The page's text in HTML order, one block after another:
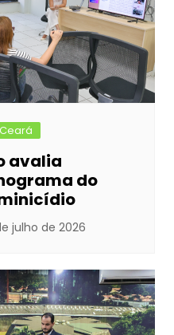
avalia
do
julho de 2026